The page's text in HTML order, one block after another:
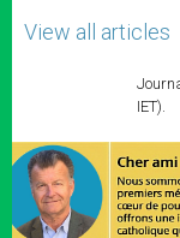
View all articles
IET).